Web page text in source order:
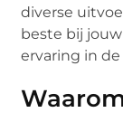
diverse
beste bij
ervaring in